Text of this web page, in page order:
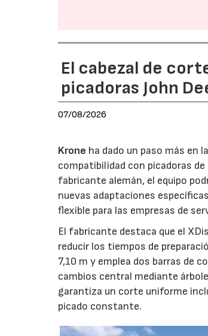
El cabezal de
picadoras John
07/08/2026
Krone ha dado un paso más en
compatibilidad con picadoras
fabricante alemán, el equipo
nuevas adaptaciones
flexible para las empresas de
El fabricante destaca que el
reducir los tiempos de
7,10 m y emplea dos barras de
cambios central mediante
garantiza un corte uniforme
picado constante.